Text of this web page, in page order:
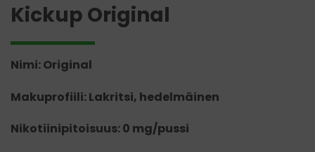
Kickup Original
Nimi: Original
Makuprofiili: Lakritsi, hedelmäinen
Nikotiinipitoisuus: 0 mg/pussi